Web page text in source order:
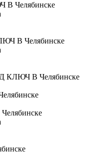
Челябинске
В Челябинске
КЛЮЧ В Челябинске